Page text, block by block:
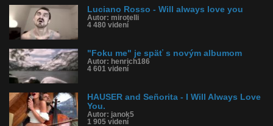
Luciano Rosso - Will always love you
Autor: mirotelli
4 480 videní
"Foku me" je späť s novým albumom
Autor: henrich186
4 601 videní
HAUSER and Señorita - I Will Always Love
You.
Autor: janok5
1 905 videní